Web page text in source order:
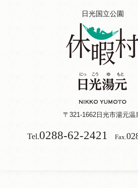
日光国立公園
〒321-1662日光市湯元温
Tel.0288-62-2421 Fax.